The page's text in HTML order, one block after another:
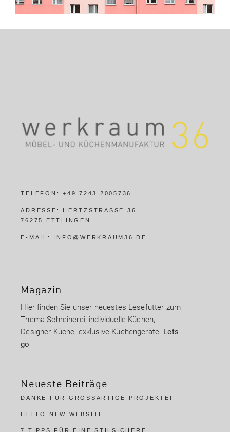
TELEFON:+49 7243 2005736
ADRESSE: HERTZSTRASSE 36,
76275 ETTLINGEN
E-MAIL: INFO@WERKRAUM36.DE
Magazin
Hier finden Sie unser neuestes Lesefutter zum
Thema Schreinerei, individuelle Küchen,
Designer-Küche, exklusive Küchengeräte. Lets
go
Neueste Beiträge
DANKE FÜR GROSSARTIGE PROJEKTE!
HELLO NEW WEBSITE
7 TIPPS FÜR EINE STILSICHERE